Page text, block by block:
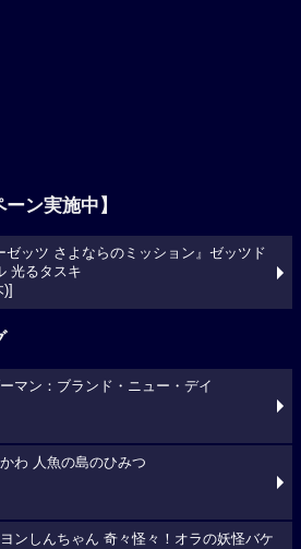
ン実施中】
ゼッツ さよならのミッション』ゼッツド
光るタスキ
マン：ブランド・ニュー・デイ
わ 人魚の島のひみつ
ンしんちゃん 奇々怪々！オラの妖怪バケ